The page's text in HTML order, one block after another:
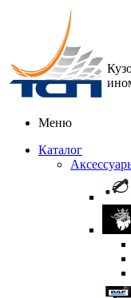
Меню
Каталог